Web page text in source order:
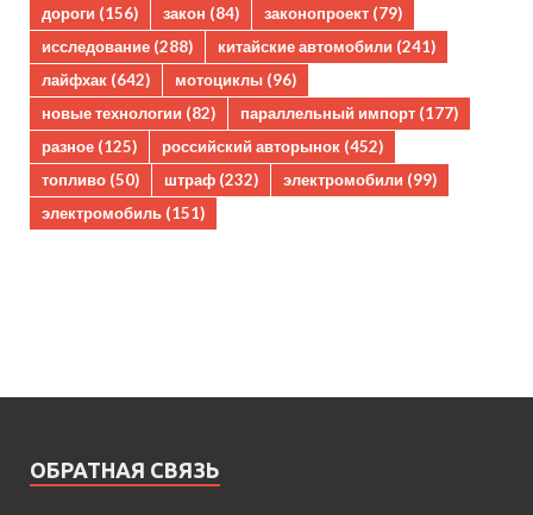
дороги (156) закон (84) законопроект (79)
исследование (288) китайские автомобили (241)
лайфхак (642) мотоциклы (96)
новые технологии (82) параллельный импорт (177)
разное (125) российский авторынок (452)
топливо (50) штраф (232) электромобили (99)
электромобиль (151)
ОБРАТНАЯ СВЯЗЬ